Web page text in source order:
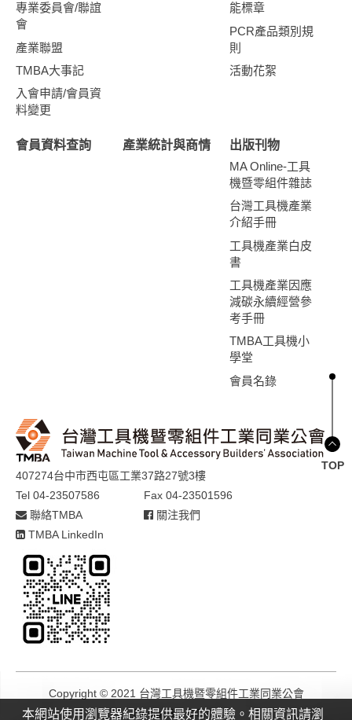
專業委員會/聯誼
會
產業聯盟
TMBA大事記
入會申請/會員資
料變更
能標章
PCR產品類別規
則
活動花絮
會員資料查詢 產業統計與商情
出版刊物
MA Online-工具
機暨零組件雜誌
台灣工具機產業
介紹手冊
工具機產業白皮
書
工具機產業因應
減碳永續經營參
考手冊
TMBA工具機小
學堂
會員名錄
407274台中市西屯區工業37路27號3樓
Tel 04-23507586
Fax 04-23501596
聯絡TMBA
關注我們
TMBA LinkedIn
Copyright © 2021 台灣工具機暨零組件工業同業公會
Design byGTMC
TOP
本網站使用瀏覽器紀錄提供最好的體驗。相關資訊請瀏